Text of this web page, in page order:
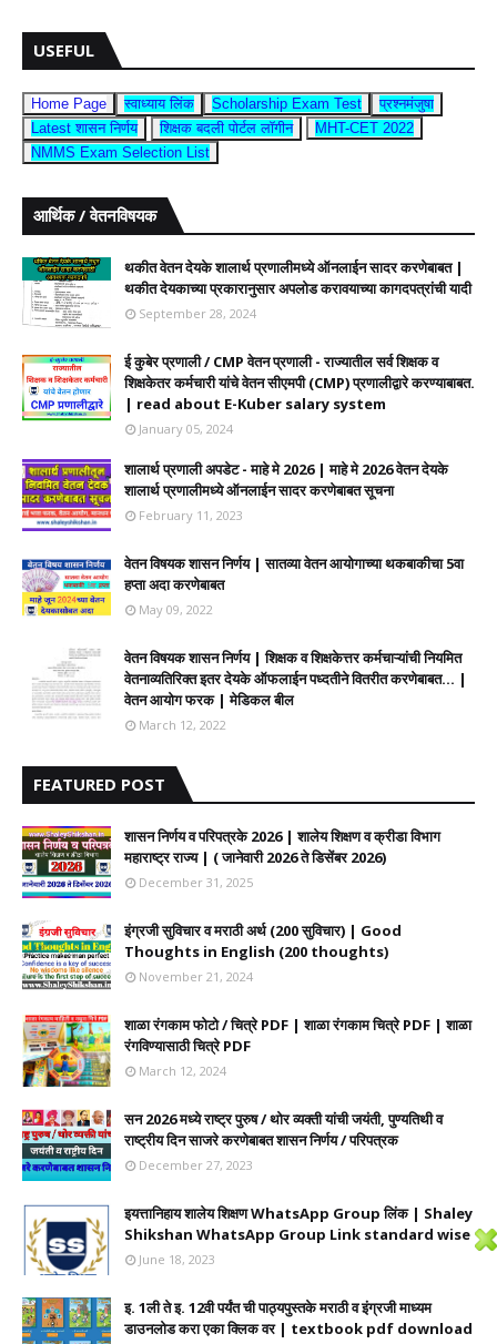
USEFUL
Home Page स्वाध्याय लिंक Scholarship Exam Test
प्रश्नमंजुषा
Latest शासन निर्णय
शिक्षक बदली पोर्टल लॉगीन
MHT-CET 2022
NMMS Exam Selection List
आर्थिक / वेतनविषयक
थकीत वेतन देयके शालार्थ प्रणालीमध्ये ऑनलाईन सादर करणेबाबत |
थकीत देयकाच्या प्रकारानुसार अपलोड करावयाच्या कागदपत्रांची यादी
September 28, 2024
ई कुबेर प्रणाली / CMP वेतन प्रणाली - राज्यातील सर्व शिक्षक व
शिक्षकेतर कर्मचारी यांचे वेतन सीएमपी (CMP) प्रणालीद्वारे करण्याबाबत.
| read about E-Kuber salary system
January 05, 2024
शालार्थ प्रणाली अपडेट - माहे मे 2026 | माहे मे 2026 वेतन देयके
शालार्थ प्रणालीमध्ये ऑनलाईन सादर करणेबाबत सूचना
February 11, 2023
वेतन विषयक शासन निर्णय | सातव्या वेतन आयोगाच्या थकबाकीचा 5वा
हप्ता अदा करणेबाबत
May 09, 2022
वेतन विषयक शासन निर्णय | शिक्षक व शिक्षकेत्तर कर्मचाऱ्यांची नियमित
वेतनाव्यतिरिक्त इतर देयके ऑफलाईन पध्दतीने वितरीत करणेबाबत... |
वेतन आयोग फरक | मेडिकल बील
March 12, 2022
FEATURED POST
शासन निर्णय व परिपत्रके 2026 | शालेय शिक्षण व क्रीडा विभाग
महाराष्ट्र राज्य | ( जानेवारी 2026 ते डिसेंबर 2026)
December 31, 2025
इंग्रजी सुविचार व मराठी अर्थ (200 सुविचार) | Good
Thoughts in English (200 thoughts)
November 21, 2024
शाळा रंगकाम फोटो / चित्रे PDF | शाळा रंगकाम चित्रे PDF | शाळा
रंगविण्यासाठी चित्रे PDF
March 12, 2024
सन 2026 मध्ये राष्ट्र पुरुष / थोर व्यक्ती यांची जयंती, पुण्यतिथी व
राष्ट्रीय दिन साजरे करणेबाबत शासन निर्णय / परिपत्रक
December 27, 2023
इयत्तानिहाय शालेय शिक्षण WhatsApp Group लिंक | Shaley
Shikshan WhatsApp Group Link standard wise
June 18, 2023
इ. 1ली ते इ. 12वी पर्यंत ची पाठ्यपुस्तके मराठी व इंग्रजी माध्यम
डाउनलोड करा एका क्लिक वर | textbook pdf download